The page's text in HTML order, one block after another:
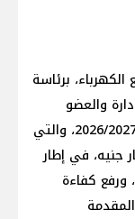
برئاسة
والعضو
المنتدب، الموازنة التخطيطية للعام المالي 2026/2027، والتي
استثمارات بقيمة 2.56 مليار جنيه، في إطار
ورفع كفاءة